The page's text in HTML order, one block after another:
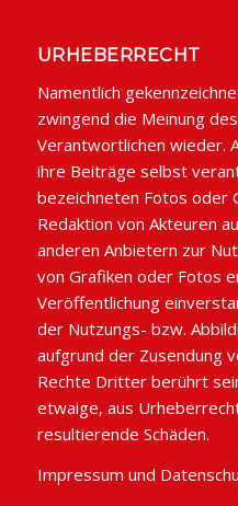
URHEBERRECHT
Namentlich
zwingend die Meinung
Verantwortlichen wieder.
ihre Beiträge selbst
bezeichneten Fotos oder
Redaktion von Akteuren
anderen Anbietern zur
von Grafiken oder Fotos
Veröffentlichung
der Nutzungs- bzw.
aufgrund der Zusendung
Rechte Dritter berührt
etwaige, aus
resultierende Schäden.
Impressum und